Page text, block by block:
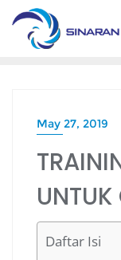
Skip
content
May 27, 2019
Daftar Isi